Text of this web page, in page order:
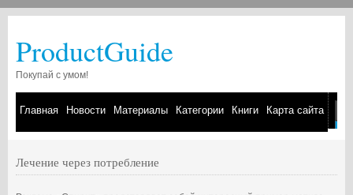
ProductGuide
Покупай с умом!
Главная Новости Материалы Категории Книги Карта сайта
Лечение через потребление